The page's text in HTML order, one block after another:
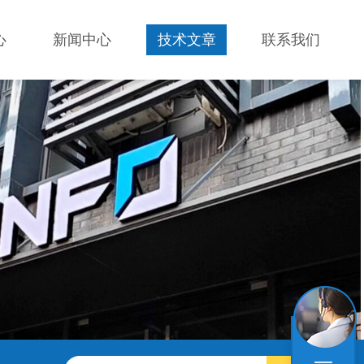
新闻中心 技术文章 联系我们